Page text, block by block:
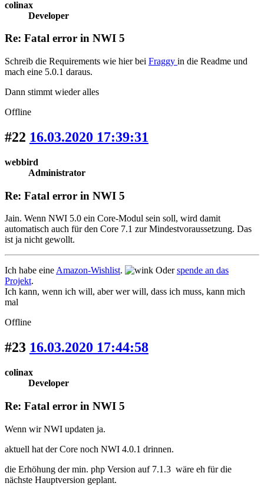
colinax
Developer
Re: Fatal error in NWI 5
Schreib die Requirements wie hier bei Fraggy in die Readme und
mach eine 5.0.1 daraus.
Dann stimmt wieder alles
Offline
#22 16.03.2020 17:39:31
webbird
Administrator
Re: Fatal error in NWI 5
Jain. Wenn NWI 5.0 ein Core-Modul sein soll, wird damit
automatisch auch für den Core 7.1 zur Mindestvoraussetzung. Das
ist ja nicht gewollt.
Ich habe eine Amazon-Wishlist. Oderspende an das
Projekt.
Ich kann, wenn ich will, aber wer will, dass ich muss, kann mich
mal
Offline
#23 16.03.2020 17:44:58
colinax
Developer
Re: Fatal error in NWI 5
Wenn wir NWI updaten ja.
aktuell hat der Core noch NWI 4.0.1 drinnen.
die Erhöhung der min. php Version auf 7.1.3 wäre eh für die
nächste Hauptversion geplant.